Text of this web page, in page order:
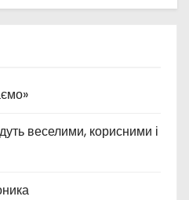
веселими, корисними і